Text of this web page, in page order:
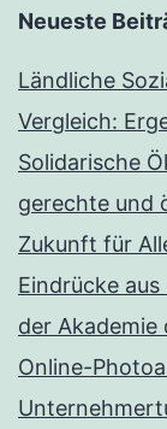
Neueste
Ländliche
Vergleich:
Solidarische
gerechte und
Zukunft für
Eindrücke
der
Online-